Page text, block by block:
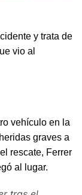
y trata de
vio al
vehículo en la
graves a
rescate, Ferrer
al lugar.